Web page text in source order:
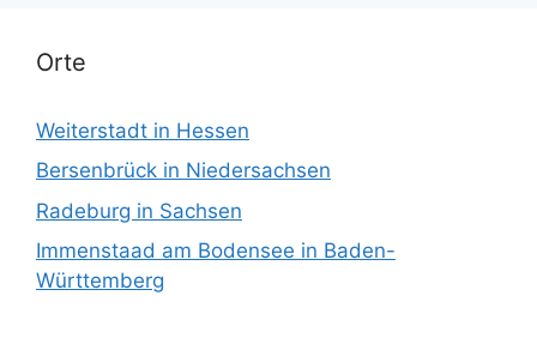
Orte
Weiterstadt in Hessen
Bersenbrück in Niedersachsen
Radeburg in Sachsen
Immenstaad am Bodensee in Baden-
Württemberg